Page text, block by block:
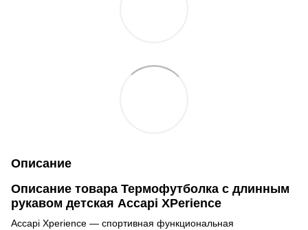
Описание
Описание товара Термофутболка с длинным
рукавом детская Accapi XPerience
Accapi Xperience — спортивная функциональная